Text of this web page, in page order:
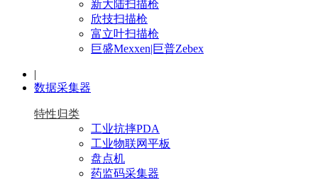
新大陆扫描枪
欣技扫描枪
富立叶扫描枪
巨盛Mexxen|巨普Zebex
|
数据采集器
特性归类
工业抗摔PDA
工业物联网平板
盘点机
药监码采集器